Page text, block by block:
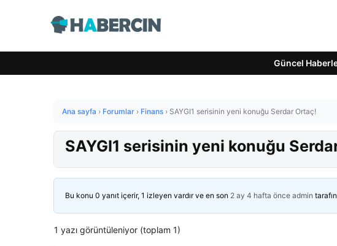
Güncel
Ana sayfa › Forumlar › Finans › SAYGI1 serisinin yeni konuğu Serdar Ortaç!
SAYGI1 serisinin yeni konuğu
Bu konu 0 yanıt içerir, 1 izleyen vardır ve en son 2 ay 4 hafta önce admin
1 yazı görüntüleniyor (toplam 1)